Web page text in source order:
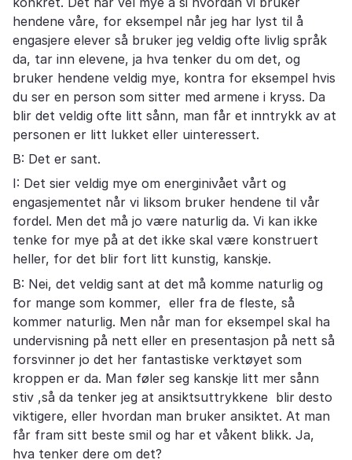
hendene våre, for eksempel når jeg har lyst til å
engasjere elever så bruker jeg veldig ofte livlig språk
da, tar inn elevene, ja hva tenker du om det, og
bruker hendene veldig mye, kontra for eksempel hvis
du ser en person som sitter med armene i kryss. Da
blir det veldig ofte litt sånn, man får et inntrykk av at
personen er litt lukket eller uinteressert.
B: Det er sant.
I: Det sier veldig mye om energinivået vårt og
engasjementet når vi liksom bruker hendene til vår
fordel. Men det må jo være naturlig da. Vi kan ikke
tenke for mye på at det ikke skal være konstruert
heller, for det blir fort litt kunstig, kanskje.
B: Nei, det veldig sant at det må komme naturlig og
for mange som kommer, eller fra de fleste, så
kommer naturlig. Men når man for eksempel skal ha
undervisning på nett eller en presentasjon på nett så
forsvinner jo det her fantastiske verktøyet som
kroppen er da. Man føler seg kanskje litt mer sånn
stiv ,så da tenker jeg at ansiktsuttrykkene blir desto
viktigere, eller hvordan man bruker ansiktet. At man
får fram sitt beste smil og har et våkent blikk. Ja,
hva tenker dere om det?